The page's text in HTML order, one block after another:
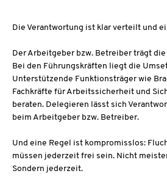
Die Verantwortung ist klar verteilt und
Der Arbeitgeber bzw. Betreiber trägt
Bei den Führungskräften liegt die
Unterstützende Funktionsträger wie
Fachkräfte für Arbeitssicherheit und
beraten. Delegieren lässt sich
beim Arbeitgeber bzw. Betreiber.
Und eine Regel ist kompromisslos:
müssen jederzeit frei sein. Nicht
Sondern jederzeit.